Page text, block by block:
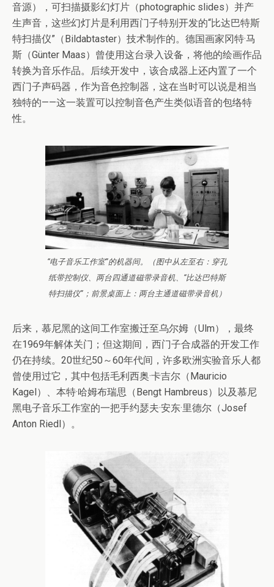
音源），可扫描摄影幻灯片（photographic slides）并产
生声音，这些幻灯片是利用西门子特别开发的“比达巴特斯
特扫描仪”（Bildabtaster）技术制作的。德国画家冈特·马
斯（Günter Maas）曾使用这台录入设备，将他的绘画作品
转换为音乐作品。后续开发中，该合成器上还内置了一个
西门子声码器，作为音色控制器，这在当时可以说是相当
独特的——这一装置可以控制音色产生类似语音的包络特
性。
“电子音乐工作室”的机器间。（图中从左至右：穿孔
纸带控制仪、两台四通道磁带录音机、“比达巴特斯
特扫描仪”；前景桌面上：两台主通道磁带录音机）
后来，慕尼黑的这间工作室搬迁至乌尔姆（Ulm），最终
在1969年解体关门；但这期间，西门子合成器的开发工作
仍在持续。20世纪50～60年代间，许多欧洲实验音乐人都
曾使用过它，其中包括毛利西奥·卡吉尔（Mauricio
Kagel）、本特·哈姆布瑞思（Bengt Hambreus）以及慕尼
黑电子音乐工作室的一把手约瑟夫·安东·里德尔（Josef
Anton Riedl）。